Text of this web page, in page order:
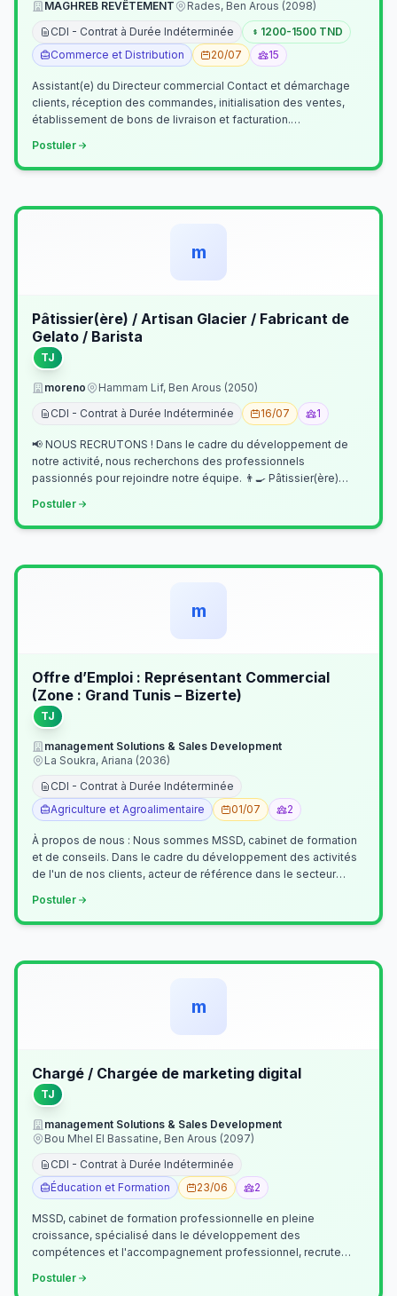
MAGHREB REVÊTEMENT
Rades, Ben Arous (2098)
CDI - Contrat à Durée Indéterminée
1200-1500 TND
Commerce et Distribution
20/07 15
Assistant(e) du Directeur commercial Contact et démarchage
clients, réception des commandes, initialisation des ventes,
établissement de bons de livraison et facturation.
Postuler
m
Pâtissier(ère) / Artisan Glacier / Fabricant de
Gelato / Barista
TJ
moreno
Hammam Lif, Ben Arous (2050)
CDI - Contrat à Durée Indéterminée
16/07 1
📢 NOUS RECRUTONS ! Dans le cadre du développement de
notre activité, nous recherchons des professionnels
passionnés pour rejoindre notre équipe. 👨‍🍳 Pâtissier(ère)
Postuler
m
Offre d’Emploi : Représentant Commercial
(Zone : Grand Tunis – Bizerte)
TJ
management Solutions & Sales Development
La Soukra, Ariana (2036)
CDI - Contrat à Durée Indéterminée
Agriculture et Agroalimentaire
01/07 2
À propos de nous : Nous sommes MSSD, cabinet de formation
et de conseils. Dans le cadre du développement des activités
de l'un de nos clients, acteur de référence dans le secteur
Postuler
m
Chargé / Chargée de marketing digital
TJ
management Solutions & Sales Development
Bou Mhel El Bassatine, Ben Arous (2097)
CDI - Contrat à Durée Indéterminée
Éducation et Formation
23/06 2
MSSD, cabinet de formation professionnelle en pleine
croissance, spécialisé dans le développement des
compétences et l'accompagnement professionnel, recrute
Postuler